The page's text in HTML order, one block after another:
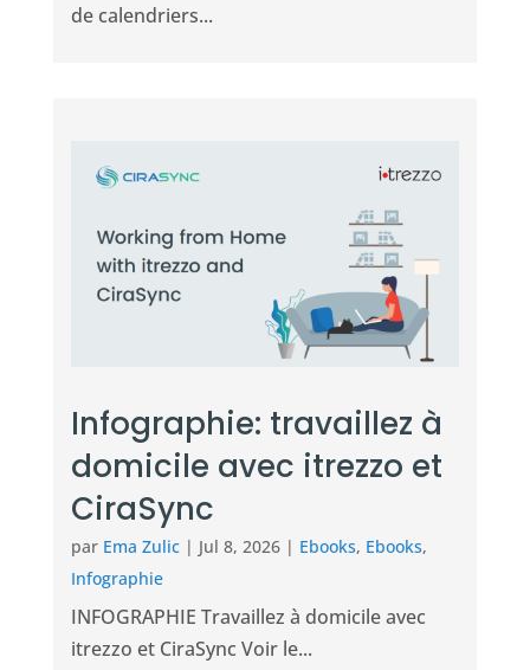
de calendriers...
Infographie: travaillez à
domicile avec itrezzo et
CiraSync
par Ema Zulic| Jul 8, 2026| Ebooks, Ebooks,
Infographie
INFOGRAPHIE Travaillez à domicile avec
itrezzo et CiraSync Voir le...